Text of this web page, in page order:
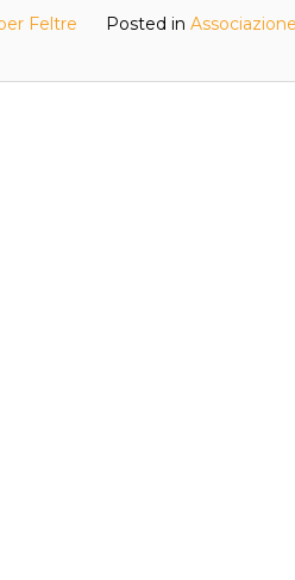
Feltre Posted in Associazione